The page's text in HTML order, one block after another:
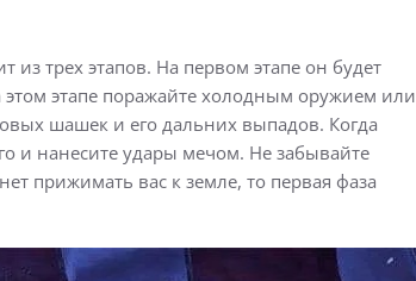
трех этапов. На первом этапе он будет
этом этапе поражайте холодным оружием или
шашек и его дальних выпадов. Когда
и нанесите удары мечом. Не забывайте
прижимать вас к земле, то первая фаза